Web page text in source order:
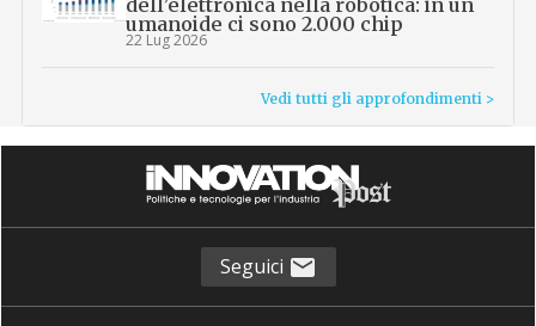
umanoide ci sono 2.000 chip
22 Lug 2026
Vedi tutti gli approfondimenti >
Seguici